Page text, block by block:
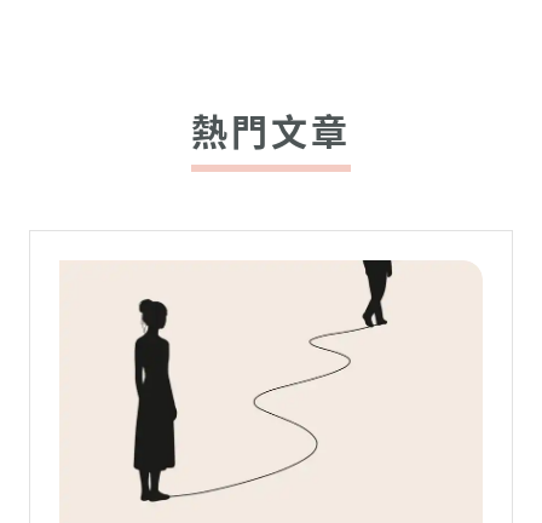
熱門文章